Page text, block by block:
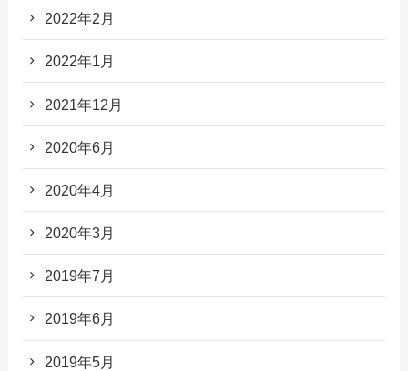
2022年2月
2022年1月
2021年12月
2020年6月
2020年4月
2020年3月
2019年7月
2019年6月
2019年5月